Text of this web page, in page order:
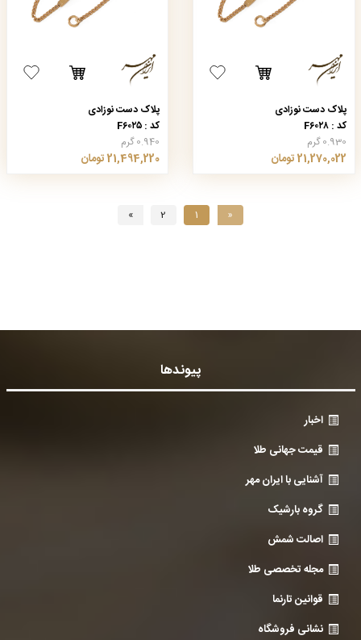
پلاک دست نوزادی
کد : F۶۰۲۸
0.930 گرم
21,270,022 تومان
پلاک دست نوزادی
کد : F۶۰۲۵
0.940 گرم
21,494,220 تومان
«
1
2
»
پیوندها
اخبار
قیمت جهانی طلا
آشنایی با ایران مهر
گروه بارشیک
اصالت شمش
مجله تخصصی طلا
قوانین تارنما
نشانی فروشگاه